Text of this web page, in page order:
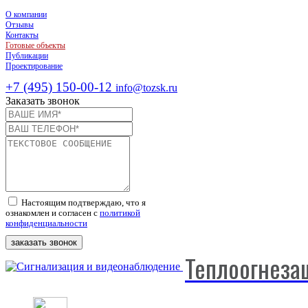
О компании
Отзывы
Контакты
Готовые объекты
Публикации
Проектирование
+7 (495) 150-00-12 info@tozsk.ru
Заказать звонок
Настоящим подтверждаю, что я
ознакомлен и согласен с политикой
конфиденциальности
заказать звонок